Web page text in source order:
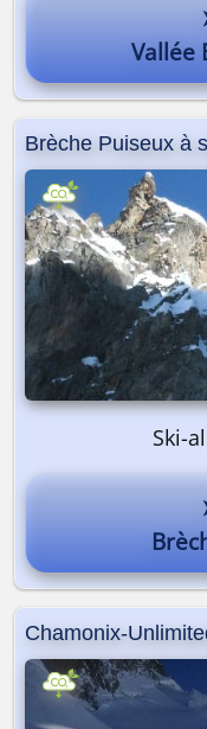
Vallée
Brèche Puiseux à
Ski-
Chamonix-